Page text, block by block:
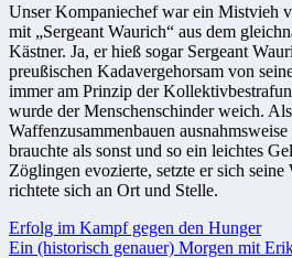
Unser Kompaniechef war ein Mistvieh
mit „Sergeant Waurich“ aus dem
Kästner. Ja, er hieß sogar Sergeant
preußischen Kadavergehorsam von
immer am Prinzip der
wurde der Menschenschinder weich.
Waffenzusammenbauen
brauchte als sonst und so ein leichtes
Zöglingen evozierte, setzte er sich
richtete sich an Ort und Stelle.
Beitragsnavigation
Erfolg im Kampf gegen den Hunger
Ein (historisch genauer) Morgen mit